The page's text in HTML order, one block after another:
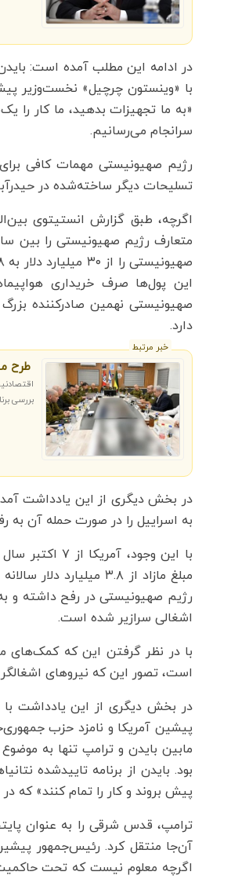
در ادامه این مطلب آمده است:
با «وینستون چرچیل» نخست‌وزیر
«به ما تجهیزات بدهید، ما کار را
سرانجام می‌رسانیم.
تسلیحات دیگر ساخته‌شده در
این پول‌ها صرف خریداری
صهیونیستی نهمین صادرکننده
دارد.
خبر مرتبط
طرح
بررسی
در بخش دیگری از این یادداشت
به اسراییل را در صورت حمله آن به
اشغالی سرازیر شده است.
با در نظر گرفتن این که کمک‌های
است، تصور این که نیروهای
در بخش دیگری از این یادداشت با
پیشین آمریکا و نامزد حزب
مابین بایدن و ترامپ تنها به
بود. بایدن از برنامه تاییدشده
پیش بروند و کار را تمام کنند» که
ترامپ، قدس شرقی را به عنوان
آن‌جا منتقل کرد. رئیس‌جمهور
اگرچه معلوم نیست که تحت